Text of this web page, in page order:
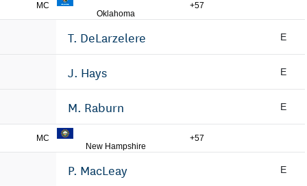
MC
Oklahoma
+57
T. DeLarzelere E
J. Hays E
M. Raburn E
MC
New Hampshire
+57
P. MacLeay E